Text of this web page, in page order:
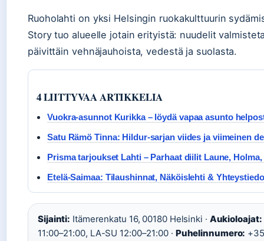
Ruoholahti on yksi Helsingin ruokakulttuurin
Story tuo alueelle jotain erityistä: nuudelit
päivittäin vehnäjauhoista, vedestä ja suolasta.
4 LIITTYVAA ARTIKKELIA
Vuokra-asunnot Kurikka – löydä vapaa asunto
Satu Rämö Tinna: Hildur-sarjan viides ja viimeinen
Prisma tarjoukset Lahti – Parhaat diilit Laune, Holma,
Etelä-Saimaa: Tilaushinnat, Näköislehti &
Sijainti: Itämerenkatu 16, 00180 Helsinki · Aukioloajat:
11:00–21:00, LA-SU 12:00–21:00 · Puhelinnumero: